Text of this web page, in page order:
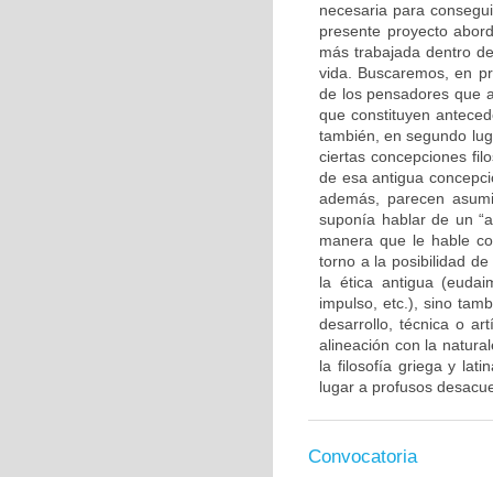
necesaria para
presente proyecto
más trabajada dentro
vida. Buscaremos, en
de los pensadores que
que constituyen
también, en segundo
ciertas concepciones
de esa antigua
además, parecen
suponía hablar de un
manera que le hable
torno a la posibilidad
la ética antigua
impulso, etc.), sino
desarrollo, técnica o
alineación con la
la filosofía griega y
lugar a profusos
Convocatoria